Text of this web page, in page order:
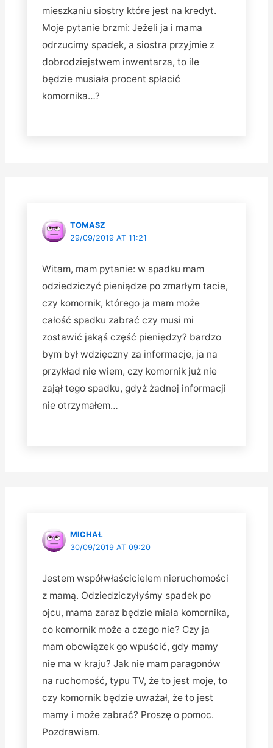
mieszkaniu siostry które jest na kredyt.
Moje pytanie brzmi: Jeżeli ja i mama
odrzucimy spadek, a siostra przyjmie z
dobrodziejstwem inwentarza, to ile
będzie musiała procent spłacić
komornika…?
TOMASZ
29/09/2019 AT 11:21
Witam, mam pytanie: w spadku mam
odziedziczyć pieniądze po zmarłym tacie,
czy komornik, którego ja mam może
całość spadku zabrać czy musi mi
zostawić jakąś część pieniędzy? bardzo
bym był wdzięczny za informacje, ja na
przykład nie wiem, czy komornik już nie
zajął tego spadku, gdyż żadnej informacji
nie otrzymałem…
MICHAŁ
30/09/2019 AT 09:20
Jestem współwłaścicielem nieruchomości
z mamą. Odziedziczyłyśmy spadek po
ojcu, mama zaraz będzie miała komornika,
co komornik może a czego nie? Czy ja
mam obowiązek go wpuścić, gdy mamy
nie ma w kraju? Jak nie mam paragonów
na ruchomość, typu TV, że to jest moje, to
czy komornik będzie uważał, że to jest
mamy i może zabrać? Proszę o pomoc.
Pozdrawiam.